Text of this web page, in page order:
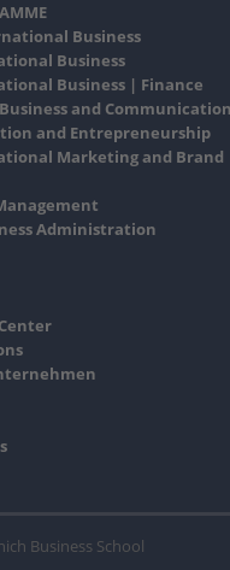
Business
Business
Business | Finance
and Communication
and Entrepreneurship
Marketing and Brand
Administration
Business School